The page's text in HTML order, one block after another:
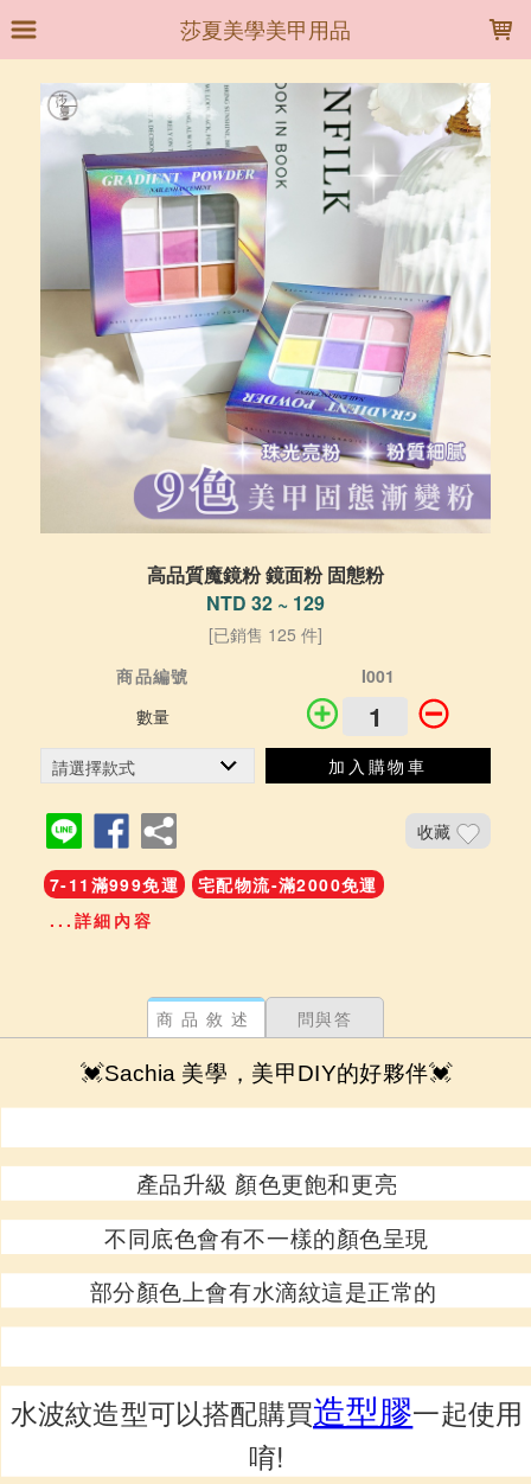
莎夏美學美甲用品
高品質魔鏡粉 鏡面粉 固態粉
NTD 32 ~ 129
[已銷售 125 件]
商品編號
I001
數量
加入購物車
收藏
7-11滿999免運
宅配物流-滿2000免運
...詳細內容
商品敘述 問與答